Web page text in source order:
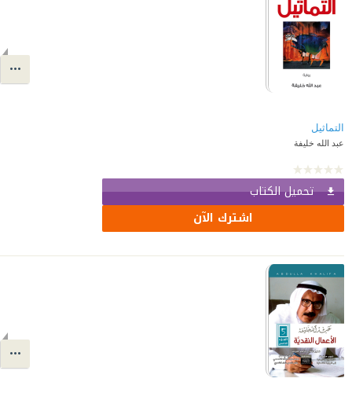
التماثيل
عبد الله خليفة
تحميل الكتاب
اشترك الآن